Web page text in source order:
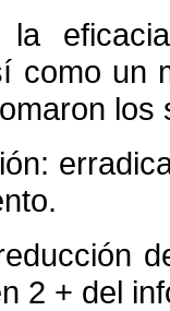
la
como un
2 + del